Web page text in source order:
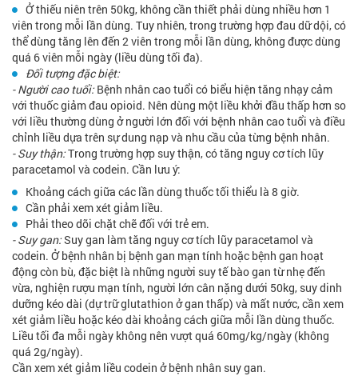
Ở thiếu niên trên 50kg, không cần thiết phải dùng nhiều hơn 1
viên trong mỗi lần dùng. Tuy nhiên, trong trường hợp đau dữ dội, có
thể dùng tăng lên đến 2 viên trong mỗi lần dùng, không được dùng
quá 6 viên mỗi ngày (liều dùng tối đa).
Đối tượng đặc biệt:
- Người cao tuổi: Bệnh nhân cao tuổi có biểu hiện tăng nhạy cảm
với thuốc giảm đau opioid. Nên dùng một liều khởi đầu thấp hơn so
với liều thường dùng ở người lớn đối với bệnh nhân cao tuổi và điều
chỉnh liều dựa trên sự dung nạp và nhu cầu của từng bệnh nhân.
- Suy thận:Trong trường hợp suy thận, có tăng nguy cơ tích lũy
paracetamol và codein. Cần lưu ý:
Khoảng cách giữa các lần dùng thuốc tối thiểu là 8 giờ.
Cần phải xem xét giảm liều.
Phải theo dõi chặt chẽ đối với trẻ em.
- Suy gan:Suy gan làm tăng nguy cơ tích lũy paracetamol và
codein. Ở bệnh nhân bị bệnh gan mạn tính hoặc bệnh gan hoạt
động còn bù, đặc biệt là những người suy tế bào gan từ nhẹ đến
vừa, nghiện rượu mạn tính, người lớn cân nặng dưới 50kg, suy dinh
dưỡng kéo dài (dự trữ glutathion ở gan thấp) và mất nước, cần xem
xét giảm liều hoặc kéo dài khoảng cách giữa mỗi lần dùng thuốc.
Liều tối đa mỗi ngày không nên vượt quá 60mg/kg/ngày (không
quá 2g/ngày).
Cần xem xét giảm liều codein ở bệnh nhân suy gan.